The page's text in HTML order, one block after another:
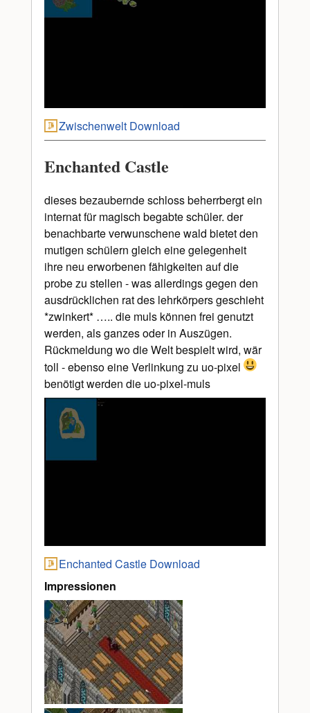
Zwischenwelt Download
Enchanted Castle
dieses bezaubernde schloss beherrbergt ein
internat für magisch begabte schüler. der
benachbarte verwunschene wald bietet den
mutigen schülern gleich eine gelegenheit
ihre neu erworbenen fähigkeiten auf die
probe zu stellen - was allerdings gegen den
ausdrücklichen rat des lehrkörpers geschieht
*zwinkert* ….. die muls können frei genutzt
werden, als ganzes oder in Auszügen.
Rückmeldung wo die Welt bespielt wird, wär
toll - ebenso eine Verlinkung zu uo-pixel
benötigt werden die uo-pixel-muls
Enchanted Castle Download
Impressionen